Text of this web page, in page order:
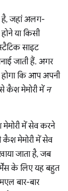
है, जहां अलग-
या किसी
साइट
जाती हैं. अगर
कि आप अपनी
कैश मेमोरी में न
में सेव करने
कैश मेमोरी में सेव
जाता है, जब
के लिए यह बहुत
बार-बार